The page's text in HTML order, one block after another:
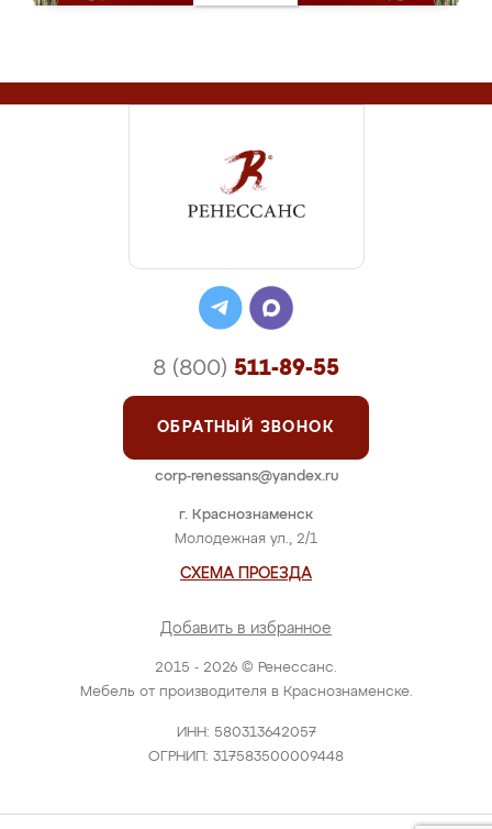
2015 - 2026 © Ренессанс.
Мебель от производителя в Краснознаменске.
ИНН: 580313642057
ОГРНИП: 317583500009448
г. Краснознаменск
Молодежная ул., 2/1
СХЕМА ПРОЕЗДА
Добавить в избранное
8 (800) 511-89-55
ОБРАТНЫЙ ЗВОНОК
corp-renessans@yandex.ru